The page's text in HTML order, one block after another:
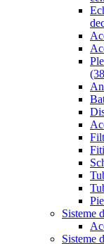
Sisteme
Sisteme